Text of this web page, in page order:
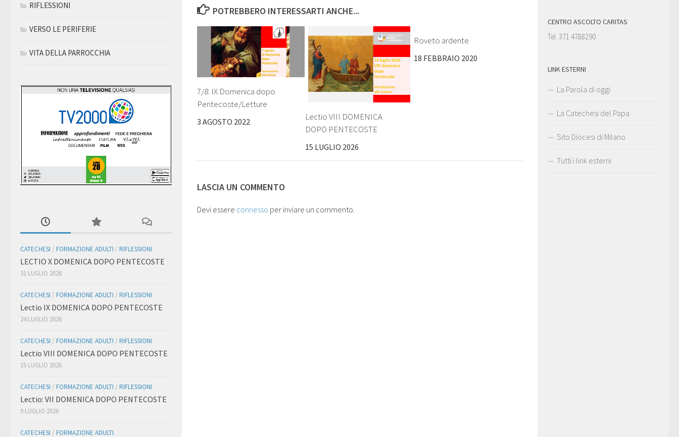
POTREBBERO INTERESSARTI ANCHE...
7/8: IX Domenica dopo
Pentecoste/Letture
3 AGOSTO 2022
Lectio VIII DOMENICA
DOPO PENTECOSTE
15 LUGLIO 2026
Roveto ardente
18 FEBBRAIO 2020
LASCIA UN COMMENTO
Devi essere connesso per inviare un commento.
RIFLESSIONI
VERSO LE PERIFERIE
VITA DELLA PARROCCHIA
CATECHESI / FORMAZIONE ADULTI / RIFLESSIONI
LECTIO X DOMENICA DOPO PENTECOSTE
31 LUGLIO 2026
CATECHESI / FORMAZIONE ADULTI / RIFLESSIONI
Lectio IX DOMENICA DOPO PENTECOSTE
24 LUGLIO 2026
CATECHESI / FORMAZIONE ADULTI / RIFLESSIONI
Lectio VIII DOMENICA DOPO PENTECOSTE
15 LUGLIO 2026
CATECHESI / FORMAZIONE ADULTI / RIFLESSIONI
Lectio: VII DOMENICA DOPO PENTECOSTE
9 LUGLIO 2026
CATECHESI / FORMAZIONE ADULTI
CENTRO ASCOLTO CARITAS
Tel. 371 4788290
LINK ESTERNI
La Parola di oggi
La Catechesi del Papa
Sito Diocesi di Milano
Tutti i link esterni